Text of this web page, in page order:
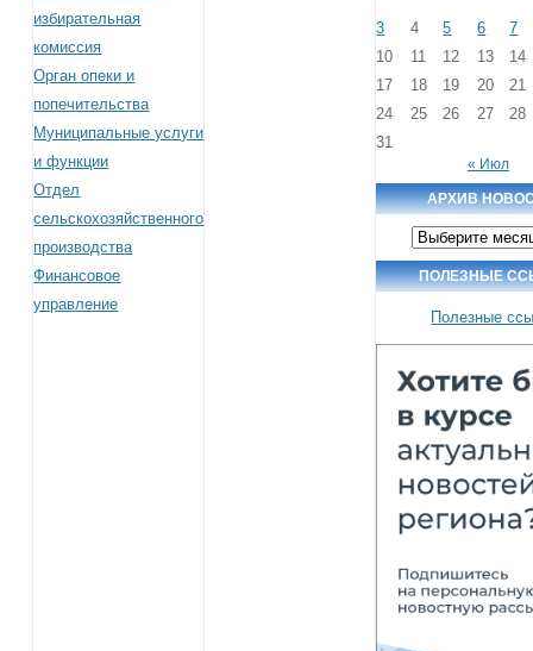
избирательная
комиссия
Орган опеки и
попечительства
Муниципальные услуги
и функции
Отдел
сельскохозяйственного
производства
Финансовое
управление
3 4 5 6
7
10
11 12 13
14
17
18 19 20
21
24
25 26 27
28
31
« Июл
АРХИВ
Архив
новостей
ПОЛЕЗНЫЕ
Полезные